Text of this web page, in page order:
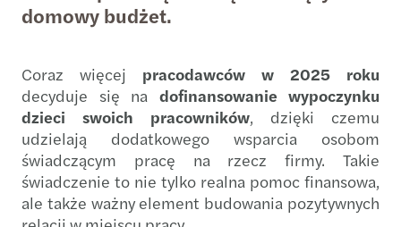
domowy budżet.
Coraz więcej pracodawców w 2025 roku
decyduje się na dofinansowanie wypoczynku
dzieci swoich pracowników, dzięki czemu
udzielają dodatkowego wsparcia osobom
świadczącym pracę na rzecz firmy. Takie
świadczenie to nie tylko realna pomoc finansowa,
ale także ważny element budowania pozytywnych